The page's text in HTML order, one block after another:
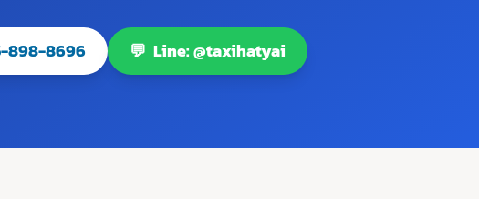
898-8696 💬 Line: @taxihatyai